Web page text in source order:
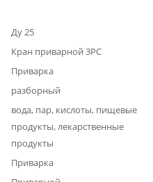
Ду 25
Кран приварной 3PC
Приварка
разборный
вода, пар, кислоты, пищевые
продукты, лекарственные
продукты
Приварка